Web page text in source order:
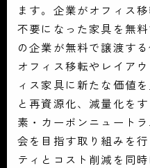
ます。企業がオフィス
不要になった家具を無
の企業が無料で譲渡す
オフィス移転やレイア
ィス家具に新たな価値
と再資源化、減量化を
素・カーボンニュート
会を目指す取り組みを
ティとコスト削減を同